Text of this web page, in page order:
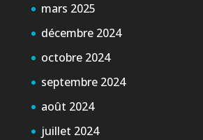
mars 2025
décembre 2024
octobre 2024
septembre 2024
août 2024
juillet 2024